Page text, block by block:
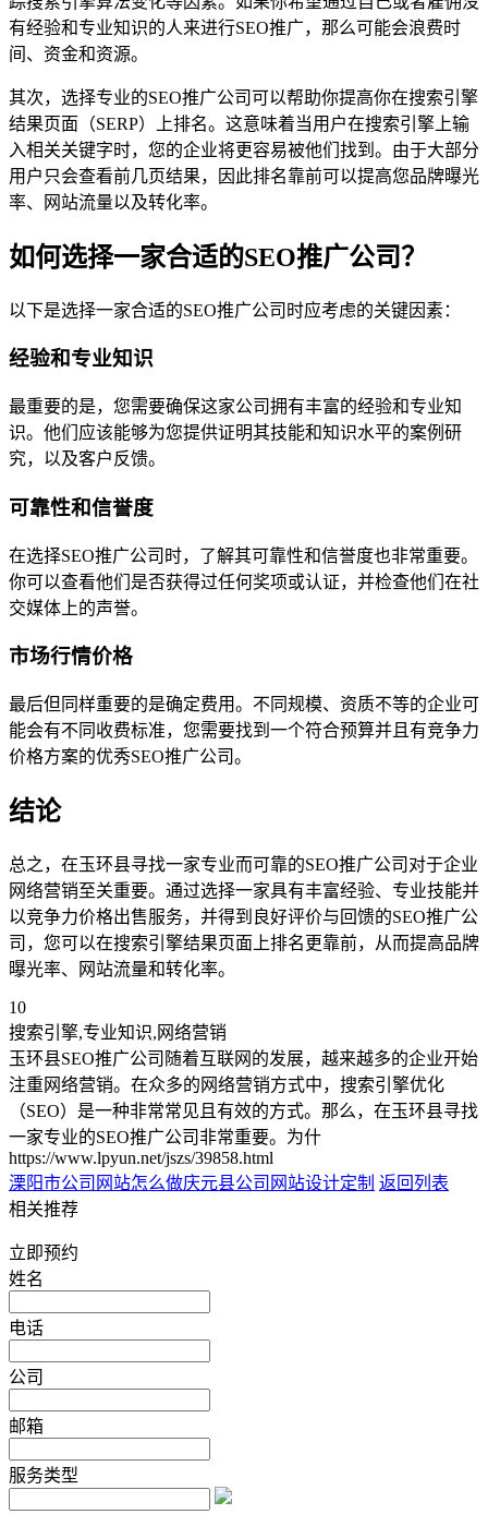
有经验和专业知识的人来进行SEO推广，那么可能会浪费时
间、资金和资源。
其次，选择专业的SEO推广公司可以帮助你提高你在搜索引擎
结果页面（SERP）上排名。这意味着当用户在搜索引擎上输
入相关关键字时，您的企业将更容易被他们找到。由于大部分
用户只会查看前几页结果，因此排名靠前可以提高您品牌曝光
率、网站流量以及转化率。
如何选择一家合适的SEO推广公司？
以下是选择一家合适的SEO推广公司时应考虑的关键因素：
经验和专业知识
最重要的是，您需要确保这家公司拥有丰富的经验和专业知
识。他们应该能够为您提供证明其技能和知识水平的案例研
究，以及客户反馈。
可靠性和信誉度
在选择SEO推广公司时，了解其可靠性和信誉度也非常重要。
你可以查看他们是否获得过任何奖项或认证，并检查他们在社
交媒体上的声誉。
市场行情价格
最后但同样重要的是确定费用。不同规模、资质不等的企业可
能会有不同收费标准，您需要找到一个符合预算并且有竞争力
价格方案的优秀SEO推广公司。
结论
总之，在玉环县寻找一家专业而可靠的SEO推广公司对于企业
网络营销至关重要。通过选择一家具有丰富经验、专业技能并
以竞争力价格出售服务，并得到良好评价与回馈的SEO推广公
司，您可以在搜索引擎结果页面上排名更靠前，从而提高品牌
曝光率、网站流量和转化率。
10
搜索引擎,专业知识,网络营销
玉环县SEO推广公司随着互联网的发展，越来越多的企业开始
注重网络营销。在众多的网络营销方式中，搜索引擎优化
（SEO）是一种非常常见且有效的方式。那么，在玉环县寻找
一家专业的SEO推广公司非常重要。为什
https://www.lpyun.net/jszs/39858.html
溧阳市公司网站怎么做庆元县公司网站设计定制 返回列表
相关推荐
立即预约
姓名
电话
公司
邮箱
服务类型